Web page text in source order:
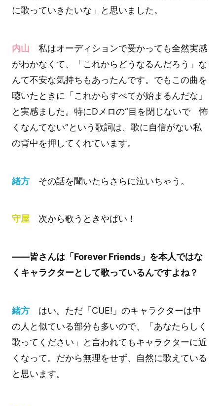
に歌っていきたいな」と思いました。
内山 私はオーディションで受かっても全然実感
がわかなくて、「これからどうなるんだろう」な
んて不安な気持ちもあったんです。でもこの曲を
聴いたときに「これからすべてが始まるんだな」
と実感ました。特にDメロの“目を閉じないで 怖
くなんてない”という歌詞は、歌に自信がない私
の背中を押してくれています。
緒方その話を聞いたらさらに泣いちゃう。
守屋次から歌うときやばい！
――皆さんは「Forever Friends」を本人ではな
くキャラクターとして歌っているんですよね？
緒方はい。ただ「CUE!」のキャラクターは中
の人と似ている部分も多いので、「あなたらしく
歌ってください」と言われてもキャラクターに近
くなって。だから無理をせず、自然に歌えている
と思います。